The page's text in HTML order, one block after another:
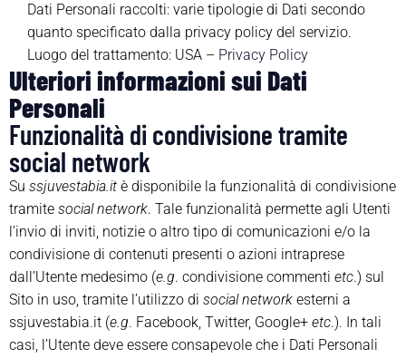
Dati Personali raccolti: varie tipologie di Dati secondo
quanto specificato dalla privacy policy del servizio.
Luogo del trattamento: USA – Privacy Policy
Ulteriori informazioni sui Dati
Personali
Funzionalità di condivisione tramite
social network
Su ssjuvestabia.it è disponibile la funzionalità di condivisione
tramite social network. Tale funzionalità permette agli Utenti
l’invio di inviti, notizie o altro tipo di comunicazioni e/o la
condivisione di contenuti presenti o azioni intraprese
dall’Utente medesimo (e.g. condivisione commenti etc.) sul
Sito in uso, tramite l’utilizzo di social network esterni a
ssjuvestabia.it (e.g. Facebook, Twitter, Google+ etc.). In tali
casi, l’Utente deve essere consapevole che i Dati Personali